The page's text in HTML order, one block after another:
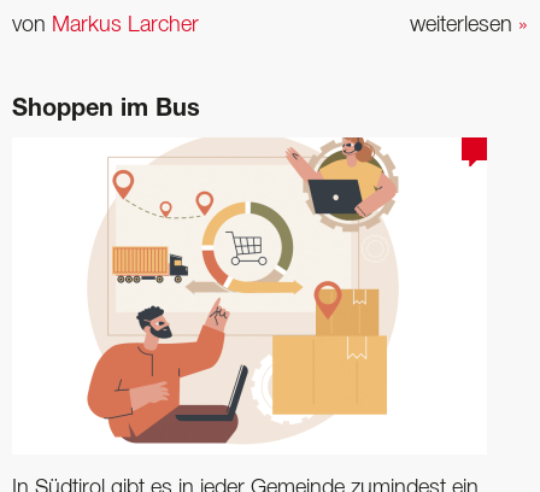
weiterlesen »
von Markus Larcher
Shoppen im Bus